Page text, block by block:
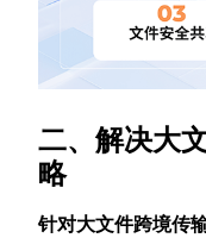
二、解决大
略
针对大文件跨境传